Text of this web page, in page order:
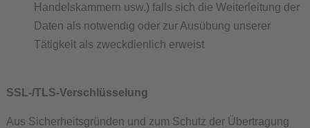
Handelskammern usw.) falls sich die Weiterleitung der
Daten als notwendig oder zur Ausübung unserer
Tätigkeit als zweckdienlich erweist
SSL-/TLS-Verschlüsselung
Aus Sicherheitsgründen und zum Schutz der Übertragung